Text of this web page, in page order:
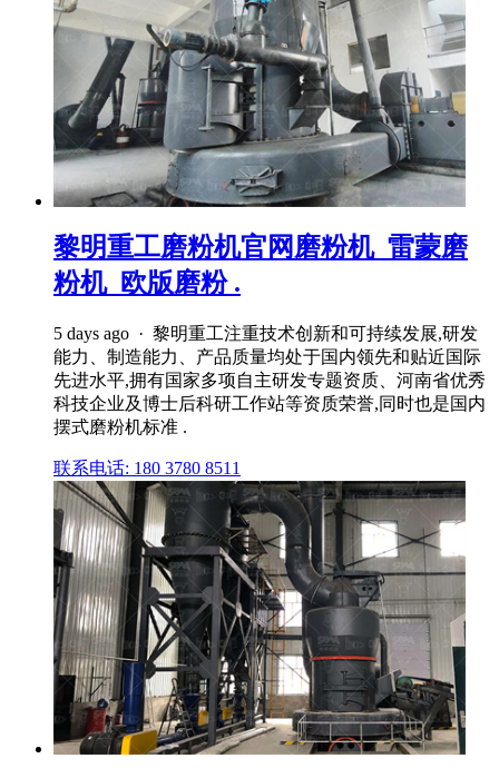
黎明重工磨粉机官网磨粉机_雷蒙磨
粉机_欧版磨粉 .
5 days ago · 黎明重工注重技术创新和可持续发展,研发
能力、制造能力、产品质量均处于国内领先和贴近国际
先进水平,拥有国家多项自主研发专题资质、河南省优秀
科技企业及博士后科研工作站等资质荣誉,同时也是国内
摆式磨粉机标准 .
联系电话: 180 3780 8511